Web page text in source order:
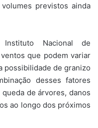
previstos ainda
Nacional de
que podem variar
possibilidade de granizo
desses fatores
de árvores, danos
ao longo dos próximos